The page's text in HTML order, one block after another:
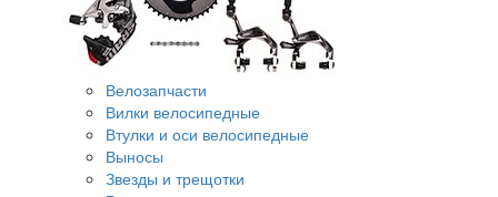
Велозапчасти
Вилки велосипедные
Втулки и оси велосипедные
Выносы
Звезды и трещотки